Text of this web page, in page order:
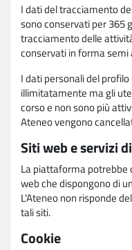
I dati del tracciamento
sono conservati per 365
tracciamento delle
conservati in forma
I dati personali del
illimitatamente ma gli
corso e non sono più
Ateneo vengono
Siti web e servizi
La piattaforma
web che dispongono di
L'Ateneo non risponde
tali siti.
Cookie